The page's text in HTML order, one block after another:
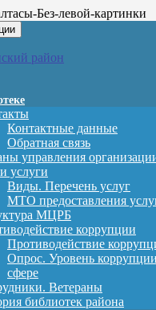
район
Контактные данные
Обратная связь
управления
услуги
Виды. Перечень услуг
МТО предоставления
МЦРБ
коррупции
Противодействие
Опрос. Уровень
сфере
Ветераны
библиотек района